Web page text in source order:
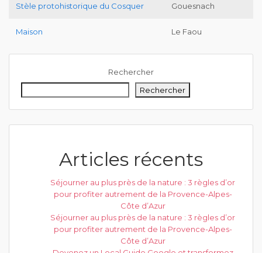
Stèle protohistorique du Cosquer Gouesnach
Maison Le Faou
Rechercher
Rechercher
Articles récents
Séjourner au plus près de la nature : 3 règles d’or
pour profiter autrement de la Provence-Alpes-
Côte d’Azur
Séjourner au plus près de la nature : 3 règles d’or
pour profiter autrement de la Provence-Alpes-
Côte d’Azur